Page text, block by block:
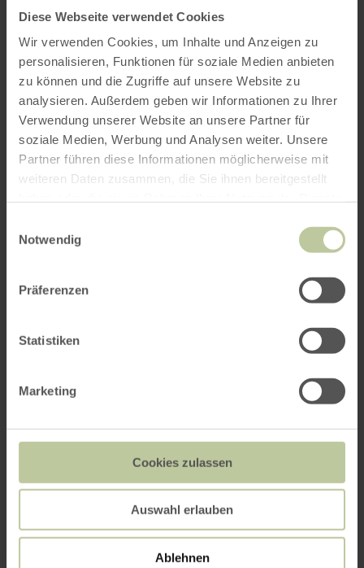
Diese Webseite verwendet Cookies
Wir verwenden Cookies, um Inhalte und Anzeigen zu
personalisieren, Funktionen für soziale Medien anbieten
zu können und die Zugriffe auf unsere Website zu
analysieren. Außerdem geben wir Informationen zu Ihrer
Verwendung unserer Website an unsere Partner für
soziale Medien, Werbung und Analysen weiter. Unsere
Partner führen diese Informationen möglicherweise mit
weiteren Daten zusammen, die Sie ihnen bereitgestellt
Notwendig
Präferenzen
Statistiken
Marketing
Cookies zulassen
Auswahl erlauben
Ablehnen
Anreise
Abreise
Kinder